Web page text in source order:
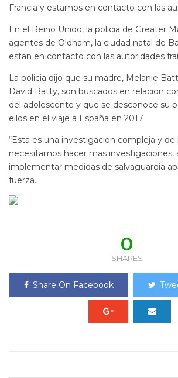
Francia y estamos en contacto con las
En el Reino Unido, la policia de Greater
agentes de Oldham, la ciudad natal de
estan en contacto con las autoridades
La policia dijo que su madre, Melanie
David Batty, son buscados en relacion
del adolescente y que se desconoce su
ellos en el viaje a España en 2017
“Esta es una investigacion compleja y de
necesitamos hacer mas investigaciones,
implementar medidas de salvaguardia
fuerza.
0
SHARES
Share On Facebook